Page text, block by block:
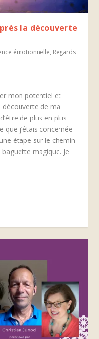
la découverte
émotionnelle, Regards
mon potentiel et
découverte de ma
de plus en plus
que j’étais concernée
étape sur le chemin
magique. Je